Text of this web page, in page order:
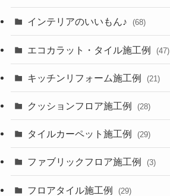
インテリアのいいもん♪ (68)
エコカラット・タイル施工例 (47)
キッチンリフォーム施工例 (21)
クッションフロア施工例 (28)
タイルカーペット施工例 (29)
ファブリックフロア施工例 (3)
フロアタイル施工例 (29)